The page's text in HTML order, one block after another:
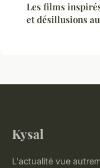
Les films
et désillusions
Kysal
L'actualité vue